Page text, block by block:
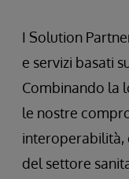
I Solution
e servizi basati
Combinando la
le nostre
interoperabilità,
del settore